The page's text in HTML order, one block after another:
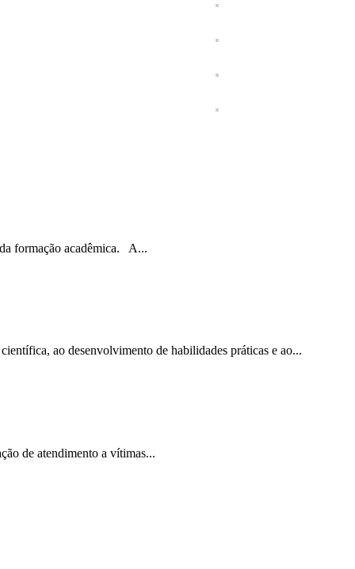
formação acadêmica. A...
ao desenvolvimento de habilidades práticas e ao...
de atendimento a vítimas...